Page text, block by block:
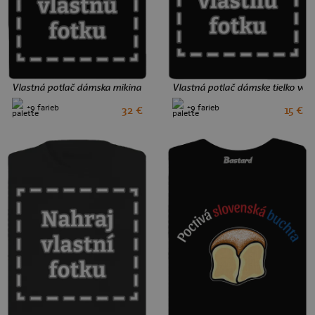
S
Vlastná potlač dámska mikina na zips Black
+9 farieb 32 €
Vlastná potlač dámske tielko
+9 farieb 15 €